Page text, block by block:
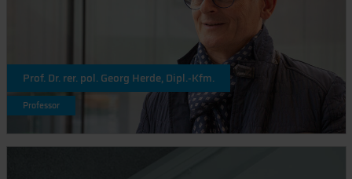
Prof. Dr. rer. pol. Georg Herde, Dipl.-Kfm.
Professor